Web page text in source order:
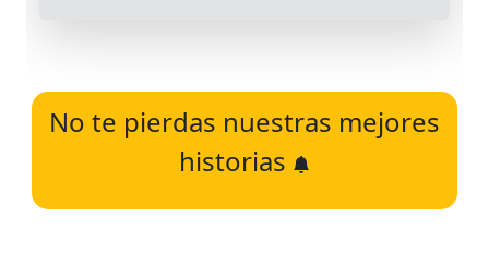
No te pierdas nuestras mejores
historias